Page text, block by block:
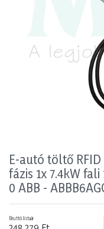
E-autó töltő
fázis 1x 7.4kW fali
0 ABB -
Bruttó listaár